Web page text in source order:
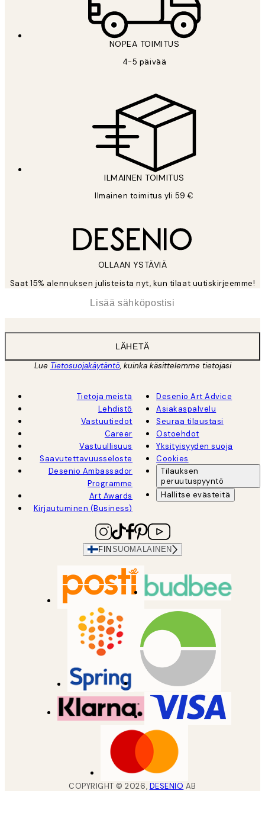
NOPEA TOIMITUS
4-5 päivää
ILMAINEN TOIMITUS
Ilmainen toimitus yli 59 €
OLLAAN YSTÄVIÄ
Saat 15% alennuksen julisteista nyt, kun tilaat uutiskirjeemme!
LÄHETÄ
Lue Tietosuojakäytäntö, kuinka käsittelemme tietojasi
Tietoja meistä
Lehdistö
Vastuutiedot
Career
Vastuullisuus
Saavutettavuusseloste
Desenio Ambassador
Programme
Art Awards
Kirjautuminen (Business)
Desenio Art Advice
Asiakaspalvelu
Seuraa tilaustasi
Ostoehdot
Yksityisyyden suoja
Cookies
Tilauksen
peruutuspyyntö
Hallitse evästeitä
FIN SUOMALAINEN
COPYRIGHT ©2026, DESENIO AB